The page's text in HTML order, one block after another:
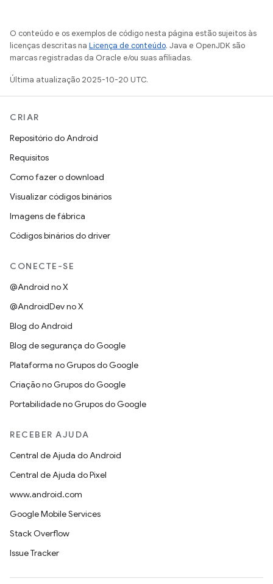
O conteúdo e os exemplos de código nesta página estão sujeitos às
licenças descritas na Licença de conteúdo. Java e OpenJDK são
marcas registradas da Oracle e/ou suas afiliadas.
Última atualização 2025-10-20 UTC.
CRIAR
Repositório do Android
Requisitos
Como fazer o download
Visualizar códigos binários
Imagens de fábrica
Códigos binários do driver
CONECTE-SE
@Android no X
@AndroidDev no X
Blog do Android
Blog de segurança do Google
Plataforma no Grupos do Google
Criação no Grupos do Google
Portabilidade no Grupos do Google
RECEBER AJUDA
Central de Ajuda do Android
Central de Ajuda do Pixel
www.android.com
Google Mobile Services
Stack Overflow
Issue Tracker